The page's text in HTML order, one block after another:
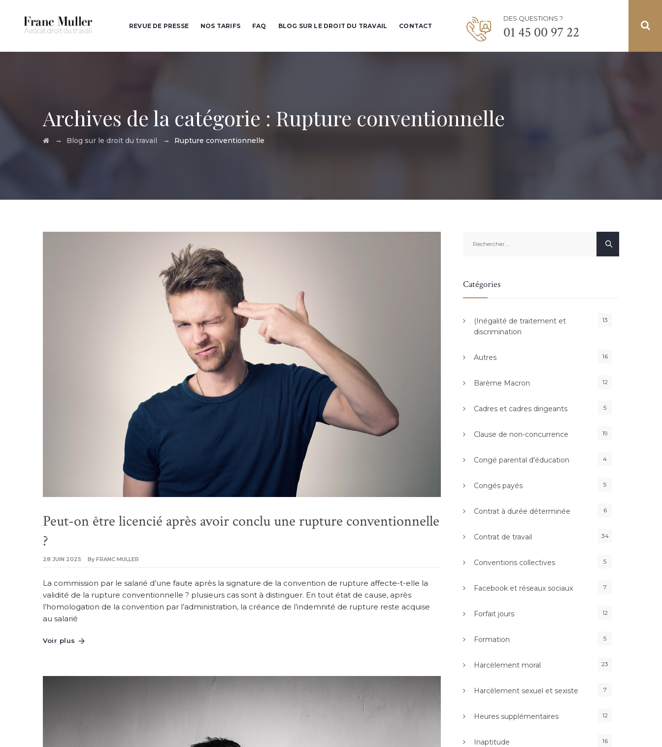
DES QUESTIONS ?
01 45 00 97 22
REVUE DE PRESSE NOS TARIFS FAQ BLOG SUR LE DROIT DU TRAVAIL CONTACT
Archives de la catégorie : Rupture conventionnelle
→ Blog sur le droit du travail → Rupture conventionnelle
Peut-on être licencié après avoir conclu une rupture conventionnelle
?
28 JUIN 2025 By FRANC MULLER
La commission par le salarié d’une faute après la signature de la convention de rupture affecte-t-elle la
validité de la rupture conventionnelle ? plusieurs cas sont à distinguer. En tout état de cause, après
l’homologation de la convention par l’administration, la créance de l’indemnité de rupture reste acquise
au salarié
Voir plus
Catégories
(Inégalité de traitement et
discrimination
13
Autres 16
Barème Macron 12
Cadres et cadres dirigeants 5
Clause de non-concurrence 19
Congé parental d'éducation 4
Congés payés 5
Contrat à durée déterminée 6
Contrat de travail 34
Conventions collectives 5
Facebook et réseaux sociaux 7
Forfait jours 12
Formation 5
Harcèlement moral 23
Harcèlement sexuel et sexiste 7
Heures supplémentaires 12
Inaptitude 16